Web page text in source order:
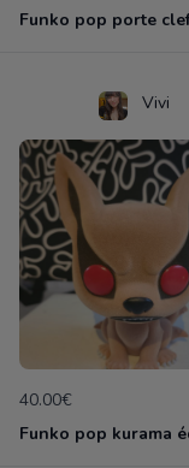
Vivi
40.00€